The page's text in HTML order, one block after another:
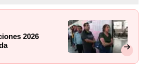
2026